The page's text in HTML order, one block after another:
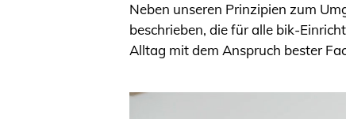
Neben unseren Prinzipien zum
beschrieben, die für alle bik-
Alltag mit dem Anspruch bester
Video-